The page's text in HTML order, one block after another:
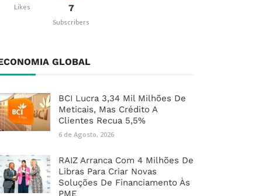
Likes 7
Subscribers
GLOBAL
BCI Lucra 3,34 Mil Milhões De
Meticais, Mas Crédito A
Clientes Recua 5,5%
6 de Agosto, 2026
RAIZ Arranca Com 4 Milhões De
Libras Para Criar Novas
Soluções De Financiamento Às
PME